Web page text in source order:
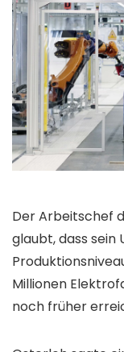
Der Arbeitschef
glaubt, dass
Millionen
noch früher